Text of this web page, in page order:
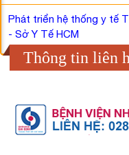
Phát triển hệ thống y tế
- Sở Y Tế HCM
Thông tin liên